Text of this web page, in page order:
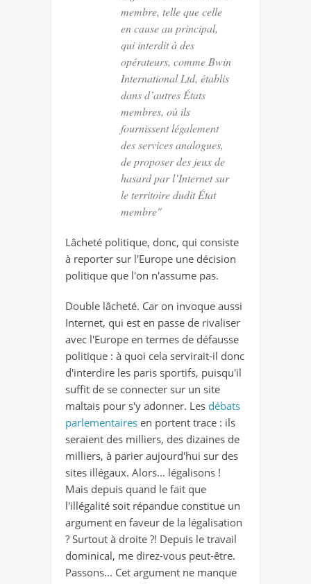
membre, telle que celle
en cause au principal,
qui interdit à des
opérateurs, comme Bwin
International Ltd, établis
dans d’autres États
membres, où ils
fournissent légalement
des services analogues,
de proposer des jeux de
hasard par l’Internet sur
le territoire dudit État
membre"
Lâcheté politique, donc, qui consiste
à reporter sur l'Europe une décision
politique que l'on n'assume pas.
Double lâcheté. Car on invoque aussi
Internet, qui est en passe de rivaliser
avec l'Europe en termes de défausse
politique : à quoi cela servirait-il donc
d'interdire les paris sportifs, puisqu'il
suffit de se connecter sur un site
maltais pour s'y adonner. Les débats
parlementaires en portent trace : ils
seraient des milliers, des dizaines de
milliers, à parier aujourd'hui sur des
sites illégaux. Alors... légalisons !
Mais depuis quand le fait que
l'illégalité soit répandue constitue un
argument en faveur de la légalisation
? Surtout à droite ?! Depuis le travail
dominical, me direz-vous peut-être.
Passons... Cet argument ne manque